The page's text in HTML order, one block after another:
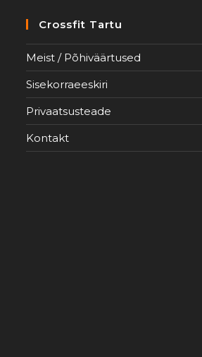
Crossfit Tartu
Meist / Põhiväärtused
Sisekorraeeskiri
Privaatsusteade
Kontakt